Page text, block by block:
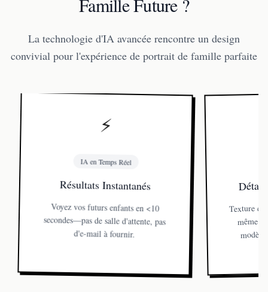
Famille Future ?
La technologie d'IA avancée rencontre un design
convivial pour l'expérience de portrait de famille parfaite
⚡
IA en Temps Réel
Résultats Instantanés
Voyez vos futurs enfants en <10
secondes—pas de salle d'attente, pas
d'e-mail à fournir.
Texture
même